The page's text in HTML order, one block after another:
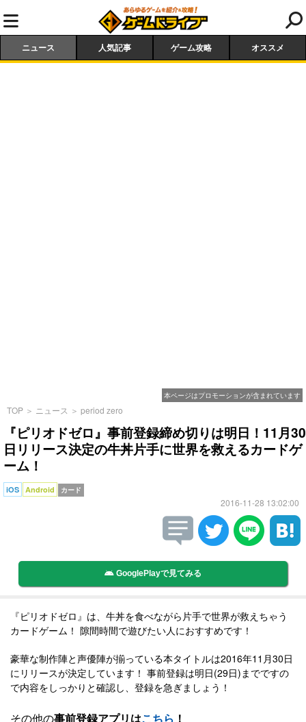
ニュース 人気記事 ゲーム攻略 オススメ
本ページはプロモーションが含まれています
TOP ＞ ニュース ＞ period zero
『ピリオドゼロ』事前登録締め切りは明日！11月30
日リリース決定の牛丼片手に世界を救えるカードゲ
ーム！
iOS Android カード
2016-11-28 13:02:00
GooglePlayで見てみる
『ピリオドゼロ』は、牛丼を食べながら片手で世界が救えちゃう
カードゲーム！ 隙間時間で遊びたい人におすすめです！
豪華な制作陣と声優陣が揃っている本タイトルは2016年11月30日
にリリースが決定しています！ 事前登録は明日(29日)までですの
で内容をしっかりと確認し、登録を急ぎましょう！
その他の事前登録アプリはこちら ！